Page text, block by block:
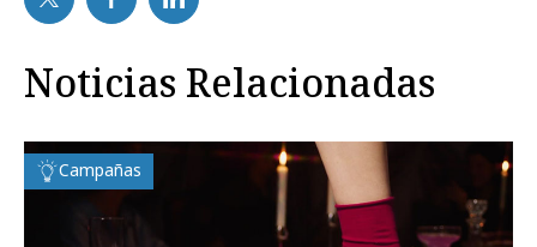
Noticias Relacionadas
Campañas